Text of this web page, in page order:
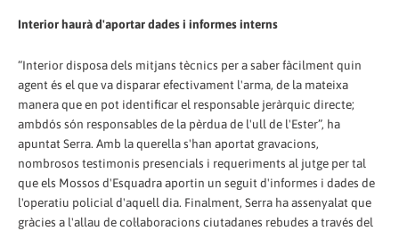
Interior haurà d'aportar dades i informes interns
“Interior disposa dels mitjans tècnics per a saber fàcilment quin
agent és el que va disparar efectivament l'arma, de la mateixa
manera que en pot identificar el responsable jeràrquic directe;
ambdós són responsables de la pèrdua de l'ull de l'Ester”, ha
apuntat Serra. Amb la querella s'han aportat gravacions,
nombrosos testimonis presencials i requeriments al jutge per tal
que els Mossos d'Esquadra aportin un seguit d'informes i dades de
l'operatiu policial d'aquell dia. Finalment, Serra ha assenyalat que
gràcies a l'allau de col·laboracions ciutadanes rebudes a través del